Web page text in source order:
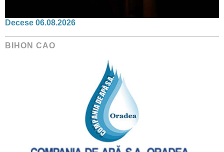
Decese 06.08.2026
BIHON CAO